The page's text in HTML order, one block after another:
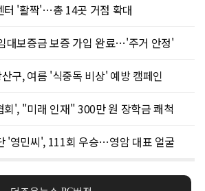
터 '활짝'…총 14곳 거점 확대
대보증금 보증 가입 완료…'주거 안정'
구, 여름 '식중독 비상' 예방 캠페인
회', "미래 인재" 300만 원 장학금 쾌척
'영민씨', 111회 우승…영암 대표 얼굴